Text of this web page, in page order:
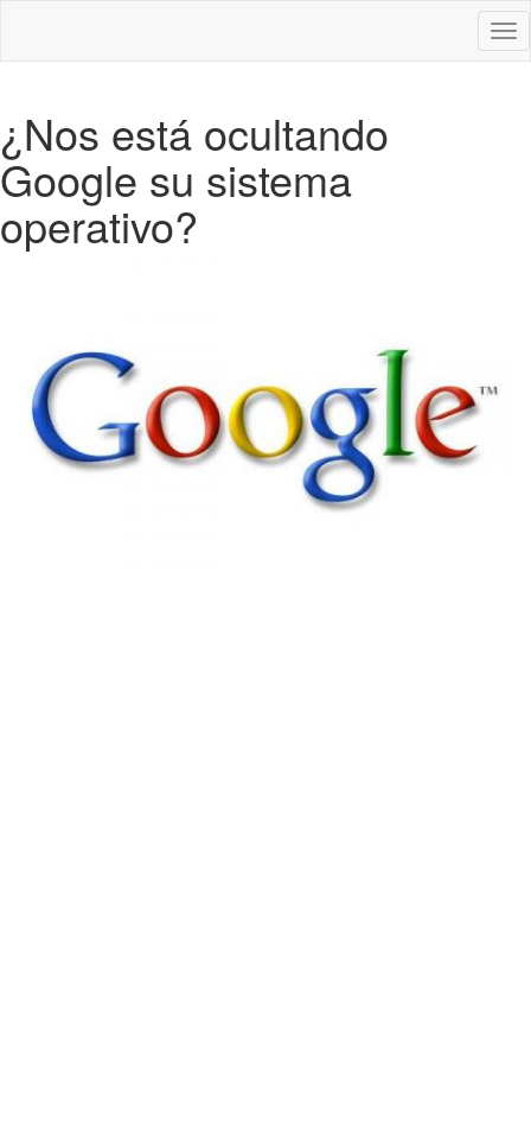
¿Nos está ocultando
Google su sistema
operativo?